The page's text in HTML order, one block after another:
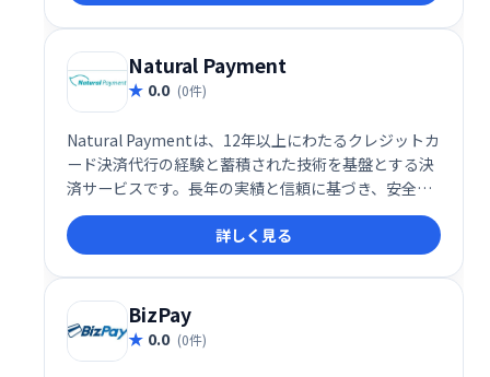
TillyPayで、よりスマートな決済システムを導入しま
しょう。
Natural Payment
0.0 (0件)
Natural Paymentは、12年以上にわたるクレジットカ
ード決済代行の経験と蓄積された技術を基盤とする決
済サービスです。長年の実績と信頼に基づき、安全か
つスムーズな決済処理を提供します。お客様のビジネ
ス成長をサポートする、頼れる決済パートナーです。
詳しく見る
BizPay
0.0 (0件)